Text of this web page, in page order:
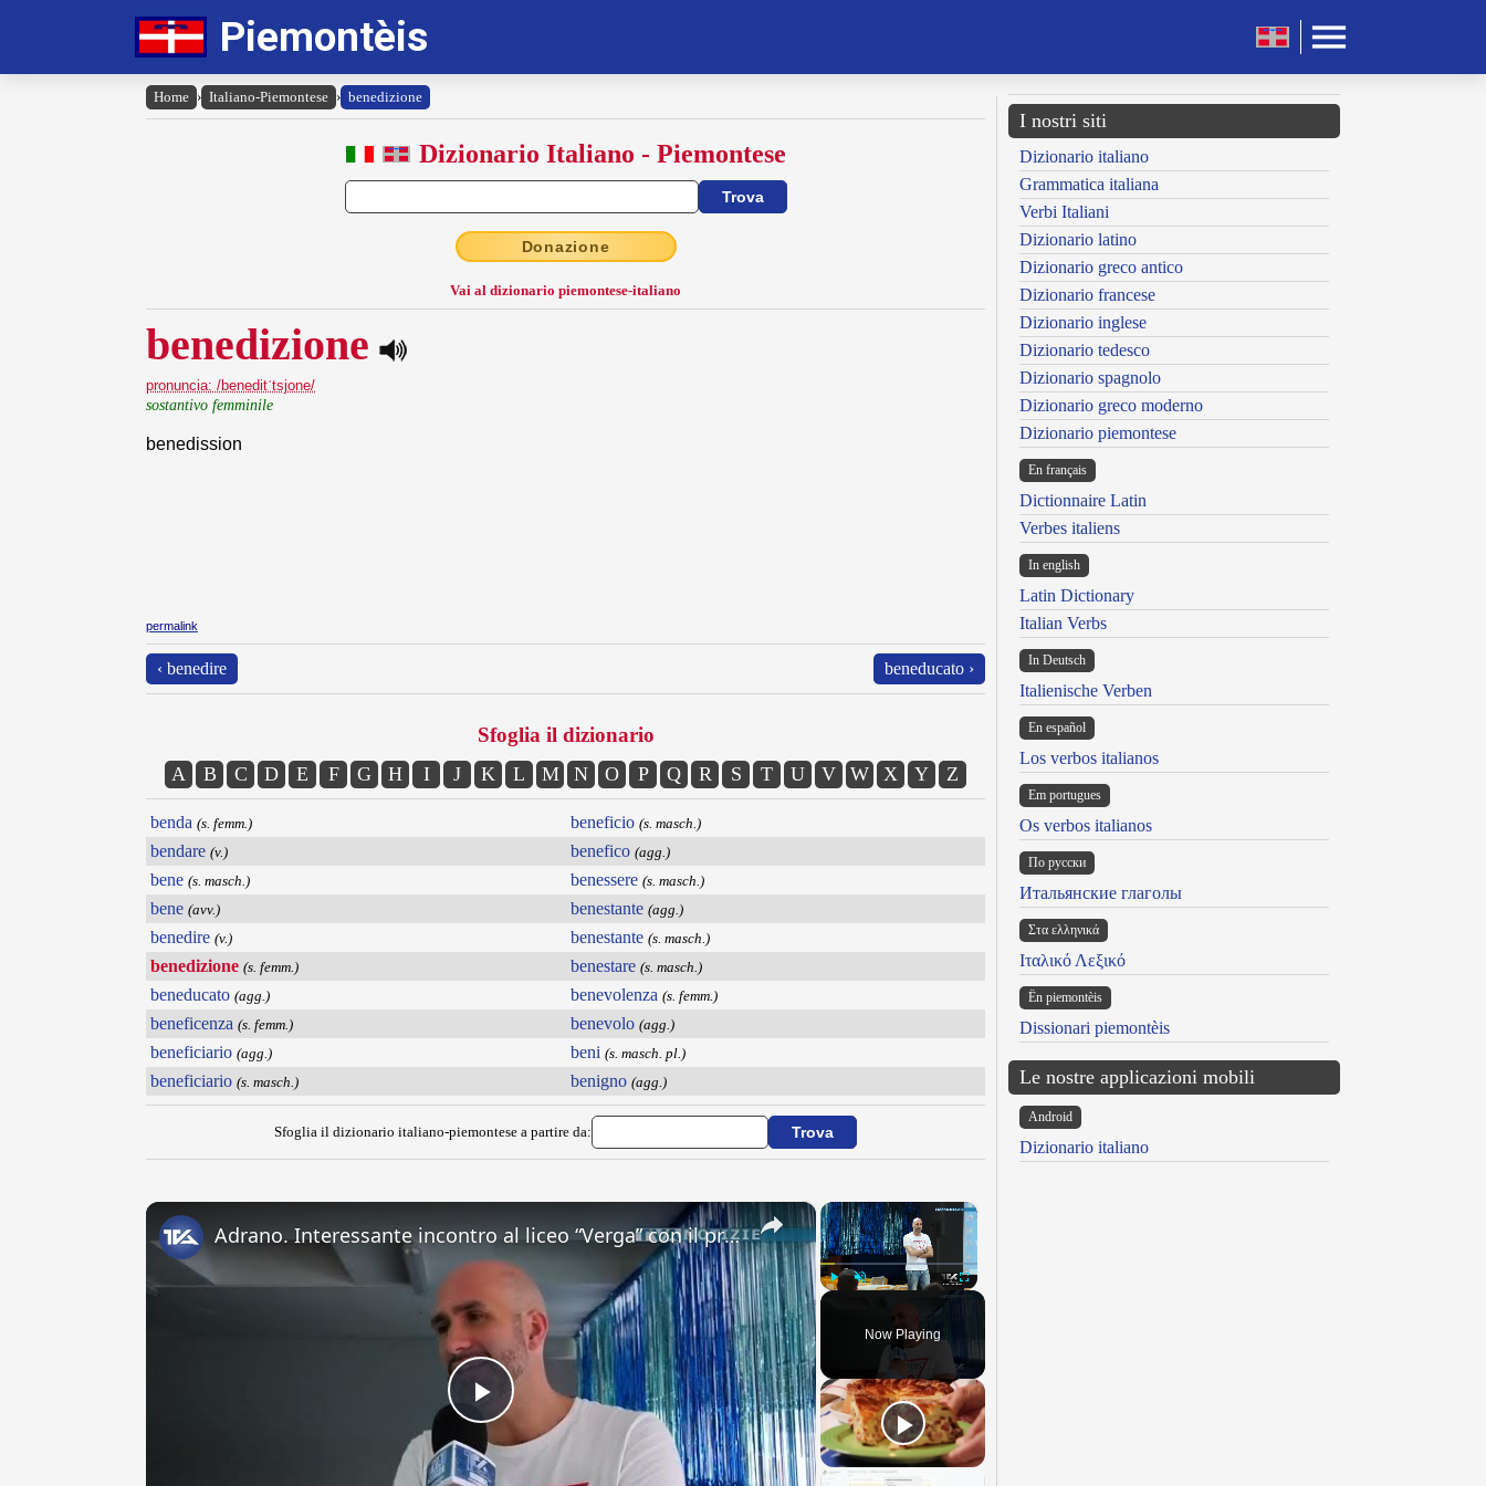
Piemontèis
Home › Italiano-Piemontese › benedizione
Dizionario Italiano - Piemontese
Donazione
Vai al dizionario piemontese-italiano
benedizione
pronuncia: /beneditˈtsjone/
sostantivo femminile
benedission
permalink
‹ benedire beneducato ›
Sfoglia il dizionario
A B C D E F G H I J K L M N O P Q R S T U V W X Y Z
benda (s. femm.)
bendare (v.)
bene (s. masch.)
bene (avv.)
benedire (v.)
benedizione (s. femm.)
beneducato (agg.)
beneficenza (s. femm.)
beneficiario (agg.)
beneficiario (s. masch.)
beneficio (s. masch.)
benefico (agg.)
benessere (s. masch.)
benestante (agg.)
benestante (s. masch.)
benestare (s. masch.)
benevolenza (s. femm.)
benevolo (agg.)
beni (s. masch. pl.)
benigno (agg.)
Sfoglia il dizionario italiano-piemontese a partire da:
×
Fullscreen
Now Playing
×
Play
Adrano. Interessante incontro al liceo “Verga” con il prof. Fabio Gamberini. Studenti del Linguistic
I nostri siti
Dizionario italiano
Grammatica italiana
Verbi Italiani
Dizionario latino
Dizionario greco antico
Dizionario francese
Dizionario inglese
Dizionario tedesco
Dizionario spagnolo
Dizionario greco moderno
Dizionario piemontese
En français
Dictionnaire Latin
Verbes italiens
In english
Latin Dictionary
Italian Verbs
In Deutsch
Italienische Verben
En español
Los verbos italianos
Em portugues
Os verbos italianos
По русски
Итальянские глаголы
Στα ελληνικά
Ιταλικό Λεξικό
Ën piemontèis
Dissionari piemontèis
Le nostre applicazioni mobili
Android
Dizionario italiano